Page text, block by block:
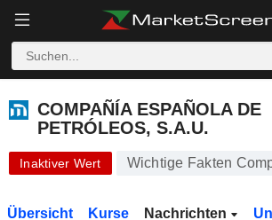
COMPAÑÍA ESPAÑOLA DE
PETRÓLEOS, S.A.U.
Inaktiver Wert Wichtige Fakten
Übersicht Kurse Nachrichten